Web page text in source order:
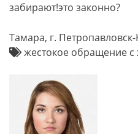
забирают!это законно?
Тамара, г.
жестокое обращение